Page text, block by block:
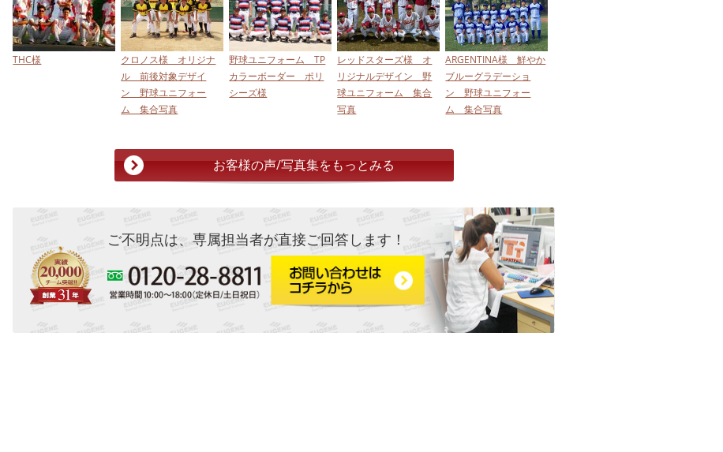
THC様
クロノス様 オリジナ
ル 前後対象デザイ
ン 野球ユニフォー
ム 集合写真
野球ユニフォーム TP
カラーボーダー ポリ
シーズ様
レッドスターズ様 オ
リジナルデザイン 野
球ユニフォーム 集合
写真
ARGENTINA様 鮮やか
ブルーグラデーショ
ン 野球ユニフォー
ム 集合写真
お客様の声/写真集をもっとみる
ご不明点は、専属担当者が直接ご回答します！